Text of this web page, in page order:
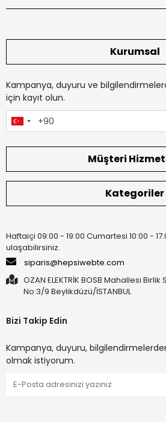
Kurumsal
Kampanya, duyuru ve
için kayıt olun.
Müşteri
Kategoriler
Haftaiçi 09:00 - 19:00 Cumartesi 10:00 -
ulaşabilirsiniz.
siparis@hepsiwebte.com
OZAN ELEKTRİK BOSB Mahallesi
No:3/9 Beylikdüzü/İSTANBUL
Bizi Takip Edin
Kampanya, duyuru,
olmak istiyorum.